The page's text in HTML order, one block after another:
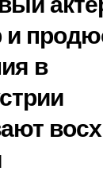
и
в